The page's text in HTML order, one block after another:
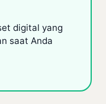
digital yang
saat Anda